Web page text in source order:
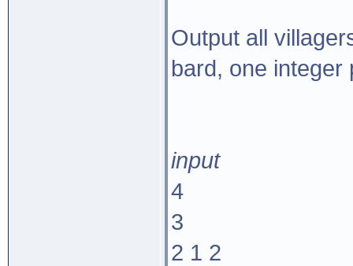
Output all
bard, one integer
input
4
3
2 1 2